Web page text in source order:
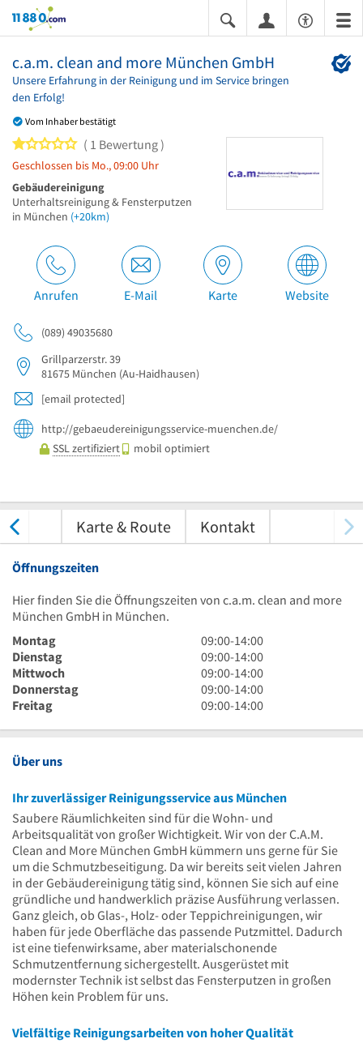
11880.com
c.a.m. clean and more München GmbH
Unsere Erfahrung in der Reinigung und im Service bringen
den Erfolg!
Vom Inhaber bestätigt
1 von 5 Sternen
1 Bewertung
Geschlossen bis Mo., 09:00 Uhr
Gebäudereinigung
Unterhaltsreinigung & Fensterputzen
in München (+20km)
Anrufen E-Mail Karte Website
(089) 49035680
Grillparzerstr. 39
81675 München (Au-Haidhausen)
[email protected]
http://gebaeudereinigungsservice-muenchen.de/
SSL zertifiziert
mobil optimiert
Karte & Route Kontakt
Öffnungszeiten
Hier finden Sie die Öffnungszeiten von c.a.m. clean and more
München GmbH in München.
Montag
9
Uhr
bis
14
Uhr
09:00-14:00
Dienstag
9
Uhr
bis
14
09:00-14:00
Mittwoch
9
Uhr
bis
Uhr
09:00-14:00
Donnerstag
9
Uhr
14
09:00-14:00
Freitag
9
bis
09:00-14:00
Über uns
Ihr zuverlässiger Reinigungsservice aus München
Saubere Räumlichkeiten sind für die Wohn- und
Arbeitsqualität von großer Wichtigkeit. Wir von der C.A.M.
Clean and More München GmbH kümmern uns gerne für Sie
um die Schmutzbeseitigung. Da wir bereits seit vielen Jahren
in der Gebäudereinigung tätig sind, können Sie sich auf eine
gründliche und handwerklich präzise Ausführung verlassen.
Ganz gleich, ob Glas-, Holz- oder Teppichreinigungen, wir
haben für jede Oberfläche das passende Putzmittel. Dadurch
ist eine tiefenwirksame, aber materialschonende
Schmutzentfernung sichergestellt. Ausgerüstet mit
modernster Technik ist selbst das Fensterputzen in großen
Höhen kein Problem für uns.
Vielfältige Reinigungsarbeiten von hoher Qualität